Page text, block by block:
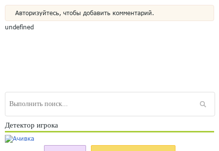
Авторизуйтесь, чтобы добавить комментарий.
undefined
Детектор игрока